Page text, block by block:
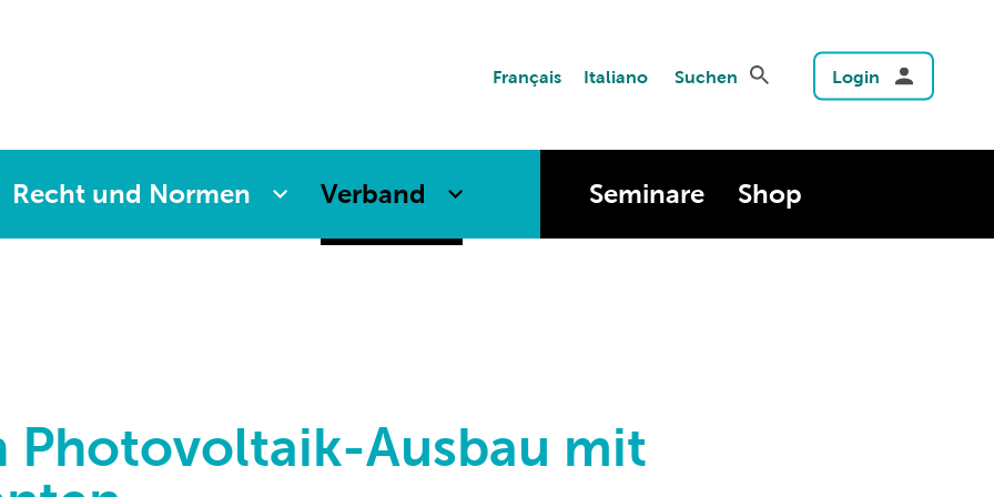
Français Italiano Suchen Login
Recht und Normen Verband Seminare Shop
Photovoltaik-Ausbau mit